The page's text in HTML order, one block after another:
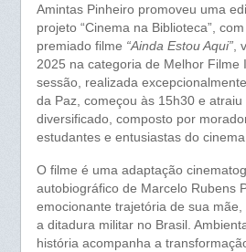
Amintas Pinheiro promoveu uma
projeto “Cinema na Biblioteca”,
premiado filme “Ainda Estou Aqui”,
2025 na categoria de Melhor Filme
sessão, realizada
da Paz, começou às 15h30 e atraiu
diversificado, composto por
estudantes e entusiastas do
O filme é uma adaptação
autobiográfico de Marcelo Rubens
emocionante trajetória de sua
a ditadura militar no Brasil.
história acompanha a